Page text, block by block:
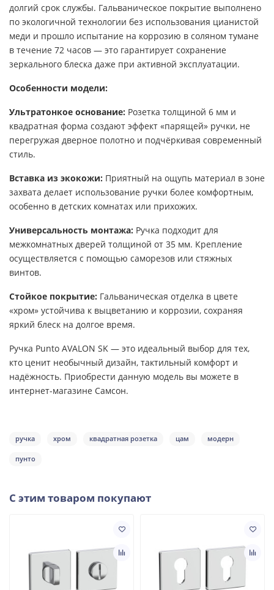
долгий срок службы. Гальваническое покрытие выполнено
по экологичной технологии без использования цианистой
меди и прошло испытание на коррозию в соляном тумане
в течение 72 часов — это гарантирует сохранение
зеркального блеска даже при активной эксплуатации.
Особенности модели:
Ультратонкое основание: Розетка толщиной 6 мм и
квадратная форма создают эффект «парящей» ручки, не
перегружая дверное полотно и подчёркивая современный
стиль.
Вставка из экокожи: Приятный на ощупь материал в зоне
захвата делает использование ручки более комфортным,
особенно в детских комнатах или прихожих.
Универсальность монтажа: Ручка подходит для
межкомнатных дверей толщиной от 35 мм. Крепление
осуществляется с помощью саморезов или стяжных
винтов.
Стойкое покрытие: Гальваническая отделка в цвете
«хром» устойчива к выцветанию и коррозии, сохраняя
яркий блеск на долгое время.
Ручка Punto AVALON SK — это идеальный выбор для тех,
кто ценит необычный дизайн, тактильный комфорт и
надёжность. Приобрести данную модель вы можете в
интернет-магазине Самсон.
ручка хром квадратная розетка цам модерн
пунто
С этим товаром покупают